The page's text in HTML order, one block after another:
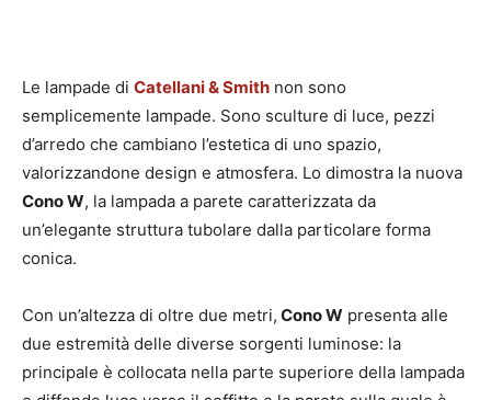
Le lampade di Catellani & Smith non sono
semplicemente lampade. Sono sculture di luce, pezzi
d’arredo che cambiano l’estetica di uno spazio,
valorizzandone design e atmosfera. Lo dimostra la nuova
Cono W, la lampada a parete caratterizzata da
un’elegante struttura tubolare dalla particolare forma
conica.
Con un’altezza di oltre due metri, Cono W presenta alle
due estremità delle diverse sorgenti luminose: la
principale è collocata nella parte superiore della lampada